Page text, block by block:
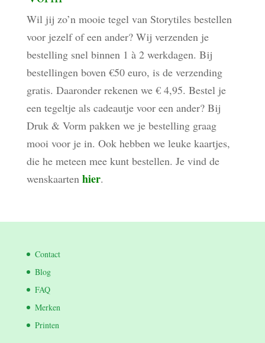
Wil jij zo’n mooie tegel van Storytiles bestellen
voor jezelf of een ander? Wij verzenden je
bestelling snel binnen 1 à 2 werkdagen. Bij
bestellingen boven €50 euro, is de verzending
gratis. Daaronder rekenen we € 4,95. Bestel je
een tegeltje als cadeautje voor een ander? Bij
Druk & Vorm pakken we je bestelling graag
mooi voor je in. Ook hebben we leuke kaartjes,
die he meteen mee kunt bestellen. Je vind de
wenskaarten hier.
Contact
Blog
FAQ
Merken
Printen